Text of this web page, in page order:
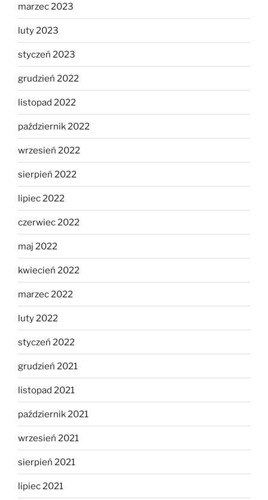
marzec 2023
luty 2023
styczeń 2023
grudzień 2022
listopad 2022
październik 2022
wrzesień 2022
sierpień 2022
lipiec 2022
czerwiec 2022
maj 2022
kwiecień 2022
marzec 2022
luty 2022
styczeń 2022
grudzień 2021
listopad 2021
październik 2021
wrzesień 2021
sierpień 2021
lipiec 2021